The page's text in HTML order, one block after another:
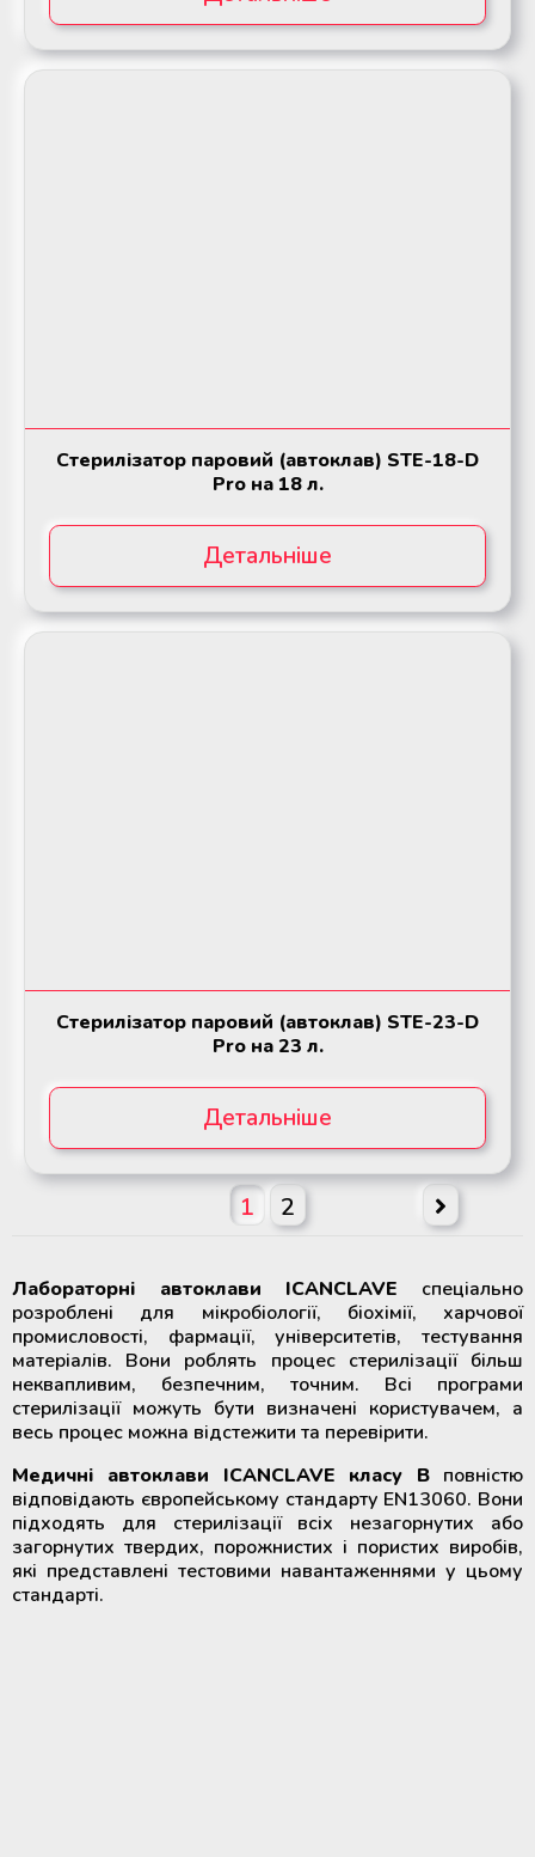
Стерилізатор паровий (автоклав) STE-18-D
Pro на 18 л.
Детальніше
Стерилізатор паровий (автоклав) STE-23-D
Pro на 23 л.
Детальніше
1 2
Лабораторні автоклави ICANCLAVE спеціально
розроблені для мікробіології, біохімії, харчової
промисловості, фармації, університетів, тестування
матеріалів. Вони роблять процес стерилізації більш
неквапливим, безпечним, точним. Всі програми
стерилізації можуть бути визначені користувачем, а
весь процес можна відстежити та перевірити.
Медичні автоклави ICANCLAVE класу В повністю
відповідають європейському стандарту EN13060. Вони
підходять для стерилізації всіх незагорнутих або
загорнутих твердих, порожнистих і пористих виробів,
які представлені тестовими навантаженнями у цьому
стандарті.